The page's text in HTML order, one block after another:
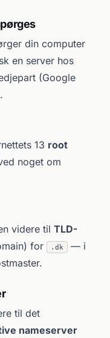
din computer
en server hos
(Google
13 root
noget om
videre til TLD-
for .dk
— i
til det
nameserver